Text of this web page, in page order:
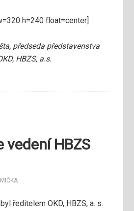
h=240 float=center]
předseda představenstva
HBZS, a.s.
vedení HBZS
ředitelem OKD, HBZS, a. s.